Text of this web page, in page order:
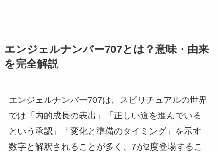
エンジェルナンバー707とは？意味・由来
を完全解説
エンジェルナンバー707は、スピリチュアルの世界
では「内的成長の表出」「正しい道を進んでいる
という承認」「変化と準備のタイミング」を示す
数字と解釈されることが多く、7が2度登場するこ